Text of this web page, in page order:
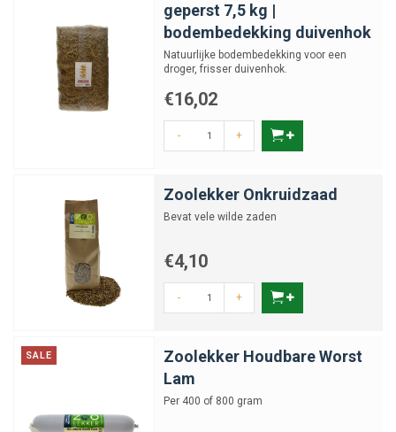
geperst 7,5 kg |
bodembedekking duivenhok
Natuurlijke bodembedekking voor een
droger, frisser duivenhok.
€16,02
- +
Zoolekker Onkruidzaad
Bevat vele wilde zaden
€4,10
- +
SALE
Zoolekker Houdbare Worst
Lam
Per 400 of 800 gram